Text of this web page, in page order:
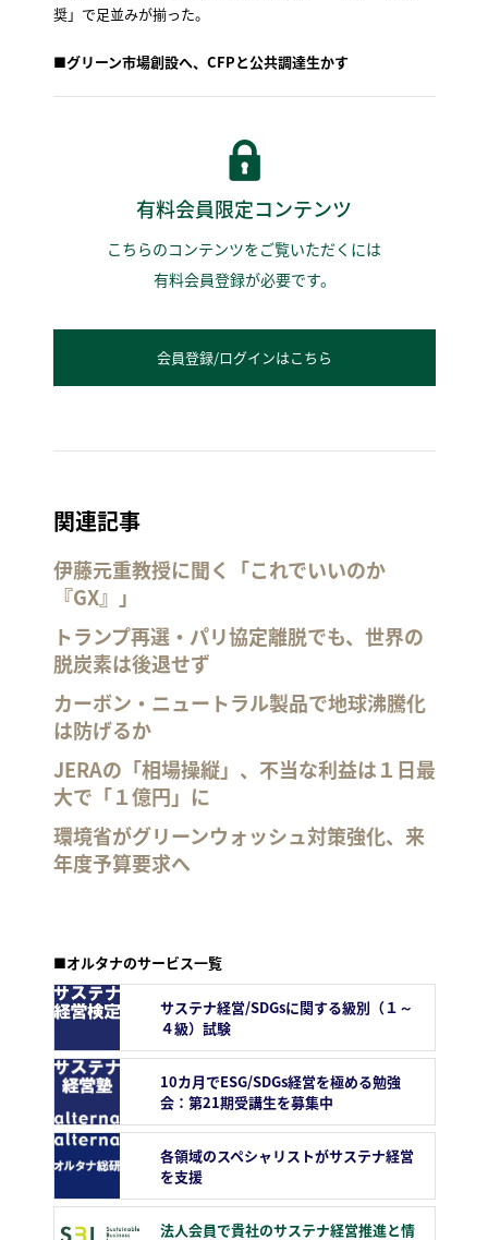
奨」で足並みが揃った。
■グリーン市場創設へ、CFPと公共調達生かす
有料会員限定コンテンツ
こちらのコンテンツをご覧いただくには
有料会員登録が必要です。
会員登録/ログインはこちら
関連記事
伊藤元重教授に聞く「これでいいのか
『GX』」
トランプ再選・パリ協定離脱でも、世界の
脱炭素は後退せず
カーボン・ニュートラル製品で地球沸騰化
は防げるか
JERAの「相場操縦」、不当な利益は１日最
大で「１億円」に
環境省がグリーンウォッシュ対策強化、来
年度予算要求へ
■オルタナのサービス一覧
サステナ経営/SDGsに関する級別（１～
４級）試験
10カ月でESG/SDGs経営を極める勉強
会：第21期受講生を募集中
各領域のスペシャリストがサステナ経営
を支援
法人会員で貴社のサステナ経営推進と情